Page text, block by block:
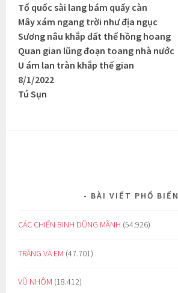
Tổ quốc sài lang bám quấy càn
Mây xám ngang trời như địa ngục
Sương nâu khắp đất thể hồng hoang
Quan gian lũng đoạn toang nhà nước
U ám lan tràn khắp thế gian
8/1/2022
Tú Sụn
BÀI VIẾT PHỔ BIẾN
CÁC CHIẾN BINH DŨNG MÃNH (54.926)
TRĂNG VÀ EM (47.701)
VŨ NHÔM (18.412)